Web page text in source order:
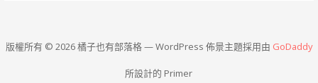
版權所有 © 2026 橘子也有部落格 — WordPress 佈景主題採用由 GoDaddy
所設計的 Primer